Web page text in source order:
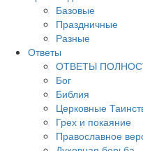
Базовые
Праздничные
Разные
Ответы
ОТВЕТЫ
Бог
Библия
Церковные
Грех и покаяние
Православное